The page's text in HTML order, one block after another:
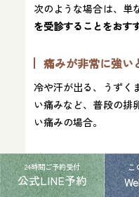
次のような場合は、単
を受診することをおす
痛みが非常に強い
冷や汗が出る、うずく
い痛みなど、普段の排
い痛みの場合。
痛みが長引くとき
通常の排卵痛は長くて
24時間ご予約受付
公式LINE予約
こ